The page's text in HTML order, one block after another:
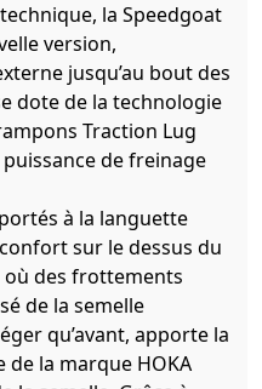
la Speedgoat
version,
jusqu’au bout des
dote de la technologie
Traction Lug
de freinage
à la languette
sur le dessus du
où des frottements
de la semelle
qu’avant, apporte la
la marque HOKA